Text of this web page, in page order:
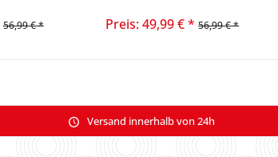
56,99 € * Preis: 49,99 € * 56,99 € *
Versand innerhalb von 24h